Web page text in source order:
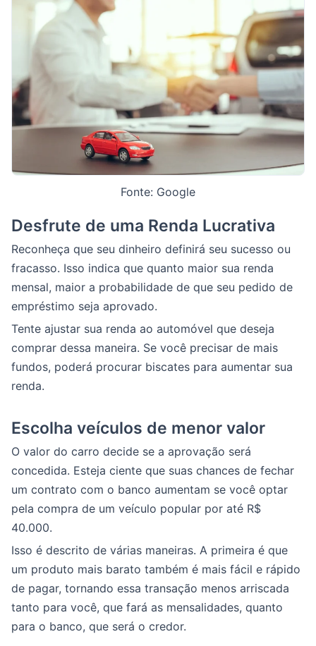
Fonte: Google
Desfrute de uma Renda Lucrativa
Reconheça que seu dinheiro definirá seu sucesso ou
fracasso. Isso indica que quanto maior sua renda
mensal, maior a probabilidade de que seu pedido de
empréstimo seja aprovado.
Tente ajustar sua renda ao automóvel que deseja
comprar dessa maneira. Se você precisar de mais
fundos, poderá procurar biscates para aumentar sua
renda.
Escolha veículos de menor valor
O valor do carro decide se a aprovação será
concedida. Esteja ciente que suas chances de fechar
um contrato com o banco aumentam se você optar
pela compra de um veículo popular por até R$
40.000.
Isso é descrito de várias maneiras. A primeira é que
um produto mais barato também é mais fácil e rápido
de pagar, tornando essa transação menos arriscada
tanto para você, que fará as mensalidades, quanto
para o banco, que será o credor.